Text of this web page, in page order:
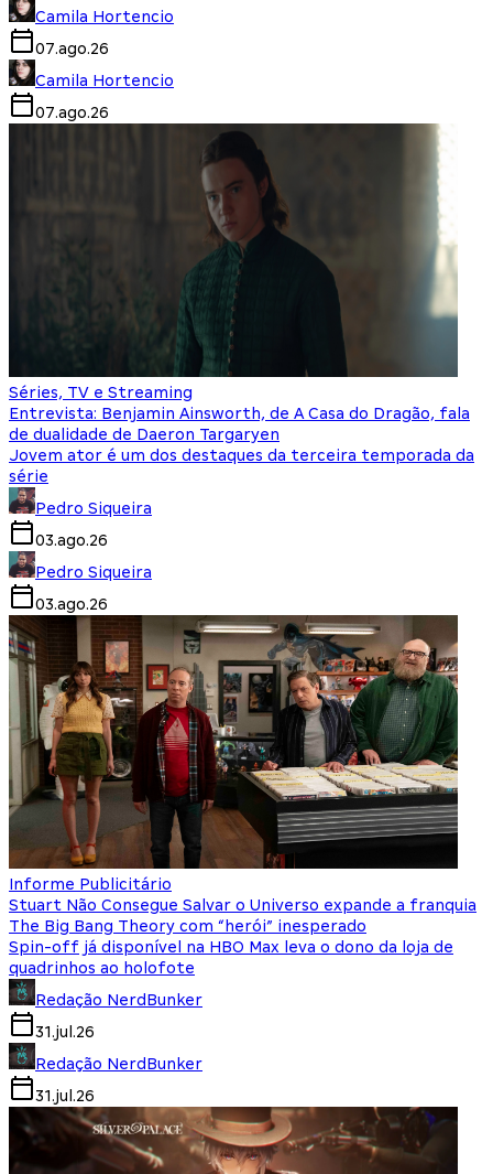
Camila Hortencio
07.ago.26
Camila Hortencio
07.ago.26
Séries, TV e Streaming
Entrevista: Benjamin Ainsworth, de A Casa do Dragão, fala
de dualidade de Daeron Targaryen
Jovem ator é um dos destaques da terceira temporada da
série
Pedro Siqueira
03.ago.26
Pedro Siqueira
03.ago.26
Informe Publicitário
Stuart Não Consegue Salvar o Universo expande a franquia
The Big Bang Theory com “herói” inesperado
Spin-off já disponível na HBO Max leva o dono da loja de
quadrinhos ao holofote
Redação NerdBunker
31.jul.26
Redação NerdBunker
31.jul.26